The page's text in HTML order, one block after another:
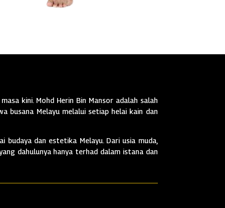
kini. Mohd Herin Bin Mansor adalah salah
busana Melayu melalui setiap helai kain dan
budaya dan estetika Melayu. Dari usia muda,
dahulunya hanya terhad dalam istana dan